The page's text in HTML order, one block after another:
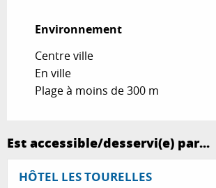
Environnement
Environnement
Centre ville
En ville
Plage à moins de 300 m
Est accessible/desservi(e) par...
HÔTEL LES TOURELLES